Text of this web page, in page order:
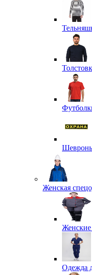
Женская
Одежда